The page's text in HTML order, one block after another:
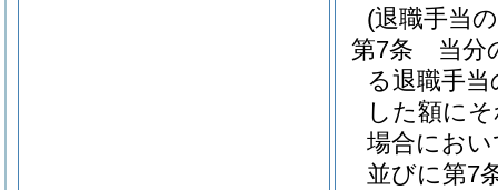
(退職手当
第7条
当分
る退職手
した額に
場合におい
並びに第7